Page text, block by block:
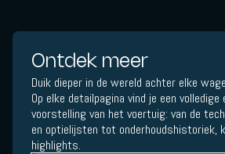
Ontdek meer
Duik dieper in de wereld achter elke
Op elke detailpagina vind je een
voorstelling van het voertuig: van de
en optielijsten tot onderhoudshistoriek,
highlights.